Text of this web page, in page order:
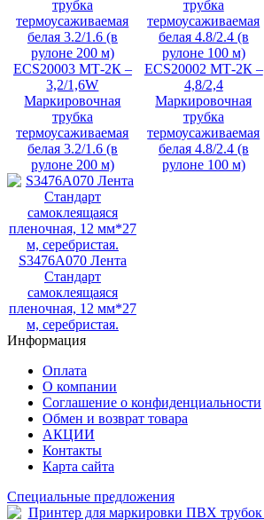
ECS20003 МТ-2К –
3,2/1,6W
Маркировочная
трубка
термоусаживаемая
белая 3.2/1.6 (в
рулоне 200 м)
ECS20002 МТ-2К –
4,8/2,4
Маркировочная
трубка
термоусаживаемая
белая 4.8/2.4 (в
рулоне 100 м)
S3476A070 Лента
Стандарт
самоклеящаяся
пленочная, 12 мм*27
м, серебристая.
Информация
Оплата
О компании
Соглашение о конфиденциальности
Обмен и возврат товара
АКЦИИ
Контакты
Карта сайта
Специальные предложения